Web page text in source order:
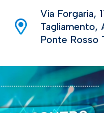
Via Forgaria,
Tagliamento,
Ponte Rosso